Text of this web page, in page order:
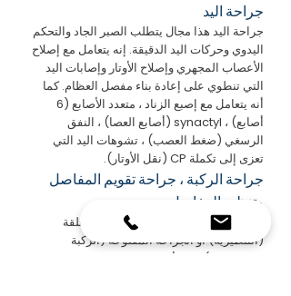
جراحة اليد
جراحة اليد هذا مجال يتطلب الصبر الجاد والتحكم
اليدوي وحركات اليد الدقيقة. إنه يتعامل مع إصلاح
الأعصاب المجهري وإصلاح الأوتار وإصابات اليد
التي تنطوي على إعادة بناء مفصل العظام. كما
أنه يتعامل مع إصبع الزناد ، متعدد الأصابع (6
أصابع) ، synactyl (أصابع العصا) ، النفق
الرسغي (ضغط العصب) ، تشوهات اليد التي
تعزى إلى تكملة CP (نقل الأوتار).
جراحة الركبة ، جراحة تقويم المفاصل
وتنظير المفاصل
استخدام طرق العلاج مثل الجراحة المغلقة
(التنظيرية) أو الجراحة المفتوحة (الركبة
الاصطناعية) في الأمراض الشائعة مثل تمزق